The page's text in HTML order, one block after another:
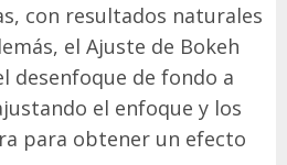
con resultados naturales
el Ajuste de Bokeh
desenfoque de fondo a
el enfoque y los
para obtener un efecto